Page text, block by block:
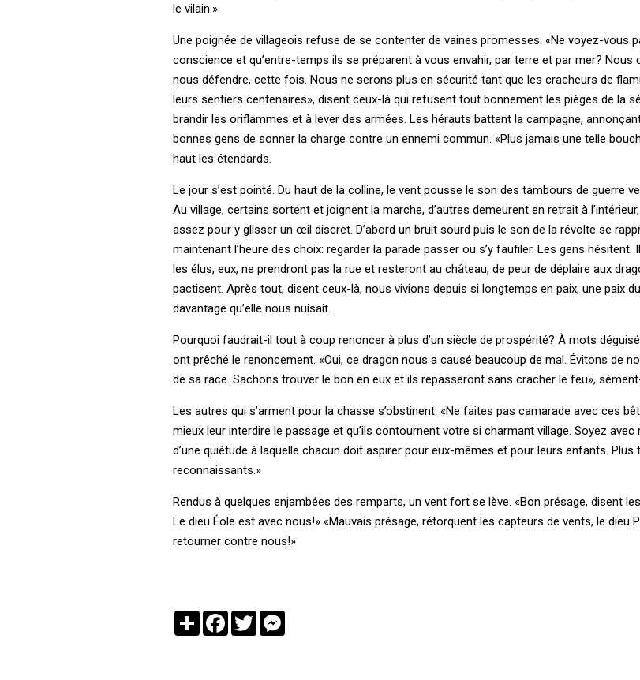
le vilain.»
Une poignée de villageois refuse de se contenter de vaines promesses. «Ne voyez-vous
conscience et qu’entre-temps ils se préparent à vous envahir, par terre et par mer? Nous
nous défendre, cette fois. Nous ne serons plus en sécurité tant que les cracheurs de
leurs sentiers centenaires», disent ceux-là qui refusent tout bonnement les pièges de la
brandir les oriflammes et à lever des armées. Les hérauts battent la campagne,
bonnes gens de sonner la charge contre un ennemi commun. «Plus jamais une telle
haut les étendards.
Le jour s’est pointé. Du haut de la colline, le vent pousse le son des tambours de guerre
Au village, certains sortent et joignent la marche, d’autres demeurent en retrait à
assez pour y glisser un œil discret. D’abord un bruit sourd puis le son de la révolte se
maintenant l’heure des choix: regarder la parade passer ou s’y faufiler. Les gens hésitent.
les élus, eux, ne prendront pas la rue et resteront au château, de peur de déplaire aux
pactisent. Après tout, disent ceux-là, nous vivions depuis si longtemps en paix, une paix
davantage qu’elle nous nuisait.
Pourquoi faudrait-il tout à coup renoncer à plus d’un siècle de prospérité? À mots
ont prêché le renoncement. «Oui, ce dragon nous a causé beaucoup de mal. Évitons de
de sa race. Sachons trouver le bon en eux et ils repasseront sans cracher le feu»,
Les autres qui s’arment pour la chasse s’obstinent. «Ne faites pas camarade avec ces
mieux leur interdire le passage et qu’ils contournent votre si charmant village. Soyez
d’une quiétude à laquelle chacun doit aspirer pour eux-mêmes et pour leurs enfants.
reconnaissants.»
Rendus à quelques enjambées des remparts, un vent fort se lève. «Bon présage, disent
Le dieu Éole est avec nous!» «Mauvais présage, rétorquent les capteurs de vents, le dieu
retourner contre nous!»
PartagerFacebook
TwitterMessenger